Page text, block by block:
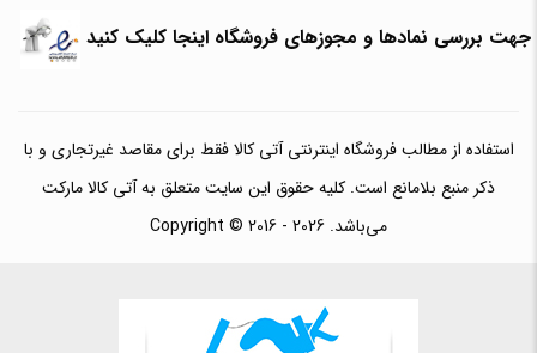
جهت بررسی نمادها و مجوزهای فروشگاه اینجا کلیک کنید
استفاده از مطالب فروشگاه اینترنتی آتی کالا فقط برای مقاصد غیرتجاری و با
ذکر منبع بلامانع است. کلیه حقوق این سایت متعلق به آتی کالا مارکت
می‌باشد. Copyright © 2016 - 2026